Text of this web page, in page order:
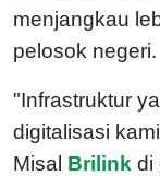
menjangkau
pelosok negeri.
"Infrastruktur
digitalisasi
Misal Brilink di